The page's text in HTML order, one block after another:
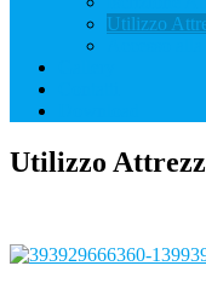
Utilizzo
Utilizzo